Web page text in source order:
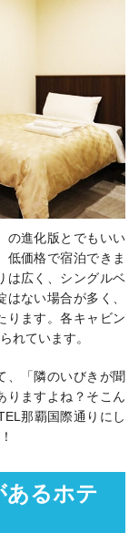
の進化版とでもいい
低価格で宿泊できま
は広く、シングルベ
ない場合が多く、
ります。各キャビン
れています。
、「隣のいびきが聞
りますよね？そこん
那覇国際通りにし
あるホテ